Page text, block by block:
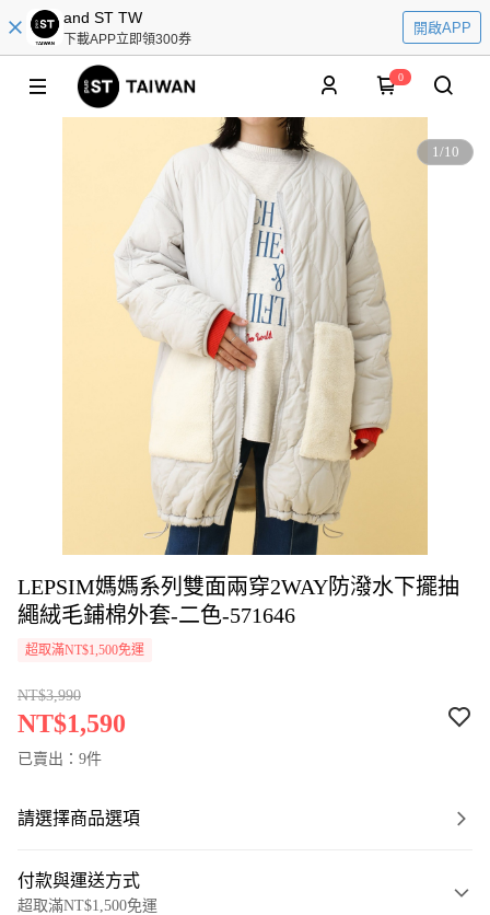
and ST TW
下載APP立即領300券
開啟APP
0
1/10
LEPSIM媽媽系列雙面兩穿2WAY防潑水下擺抽
繩絨毛鋪棉外套-二色-571646
超取滿NT$1,500免運
NT$3,990
NT$1,590
已賣出：9件
請選擇商品選項
付款與運送方式
超取滿NT$1,500免運